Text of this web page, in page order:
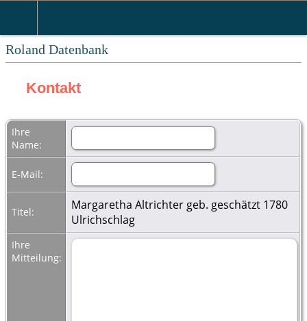
Roland Datenbank
Kontakt
Ihre
Name:
E-Mail:
Titel:
Margaretha Altrichter geb. geschätzt 1780
Ulrichschlag
Ihre
Mitteilung: